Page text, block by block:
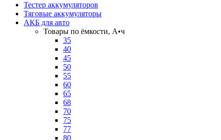
Тестер аккумуляторов
Тяговые аккумуляторы
АКБ для авто
Товары по ёмкости, А•ч
35
40
45
50
55
60
65
68
70
75
77
80